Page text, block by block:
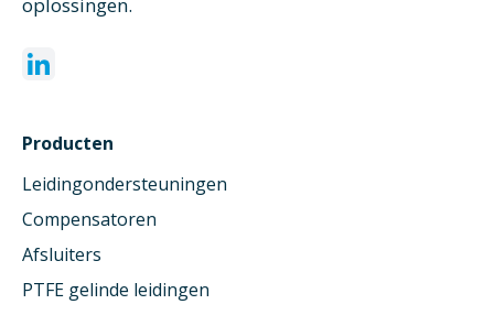
oplossingen.
Producten
Leidingondersteuningen
Compensatoren
Afsluiters
PTFE gelinde leidingen